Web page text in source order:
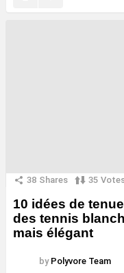
38 Shares 35
10 idées de
des tennis
mais élégant
by Polyvore Team